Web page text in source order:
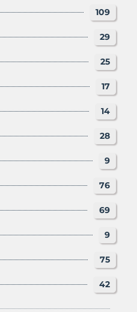
109
29
25
17
14
28
9
76
69
9
75
42